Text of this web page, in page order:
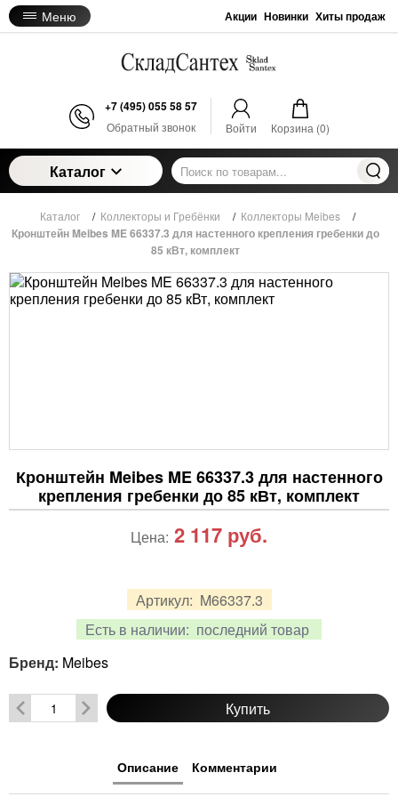
Меню Акции Новинки Хиты продаж
+7 (495) 055 58 57
Обратный звонок Войти Корзина (0)
Каталог
Каталог / Коллекторы и Гребёнки / Коллекторы Meibes /
Кронштейн Meibes ME 66337.3 для настенного крепления гребенки до
85 кВт, комплект
Кронштейн Meibes ME 66337.3 для настенного
крепления гребенки до 85 кВт, комплект
Артикул: M66337.3
Есть в наличии: последний товар
Цена: 2 117 руб.
Бренд: Meibes
Купить
Описание Комментарии